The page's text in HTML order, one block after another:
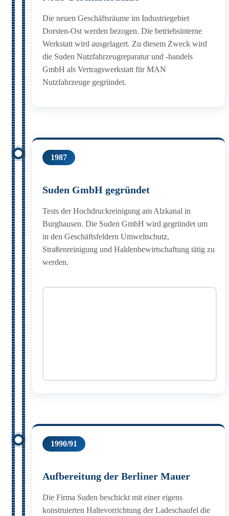
Die neuen Geschäftsräume im Industriegebiet
Dorsten-Ost werden bezogen. Die betriebsinterne
Werkstatt wird ausgelagert. Zu diesem Zweck wird
die Suden Nutzfahrzeugreparatur und -handels
GmbH als Vertragswerkstatt für MAN
Nutzfahrzeuge gegründet.
1987
Suden GmbH gegründet
Tests der Hochdruckreinigung am Alzkanal in
Burghausen. Die Suden GmbH wird gegründet um
in den Geschäftsfeldern Umweltschutz,
Straßenreinigung und Haldenbewirtschaftung tätig zu
werden.
1990/91
Aufbereitung der Berliner Mauer
Die Firma Suden beschickt mit einer eigens
konstruierten Haltevorrichtung der Ladeschaufel die